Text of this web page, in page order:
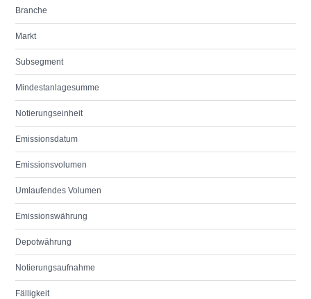
Branche
Markt
Subsegment
Mindestanlagesumme
Notierungseinheit
Emissionsdatum
Emissionsvolumen
Umlaufendes Volumen
Emissionswährung
Depotwährung
Notierungsaufnahme
Fälligkeit